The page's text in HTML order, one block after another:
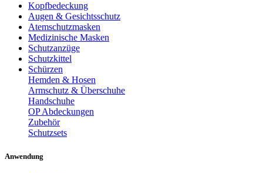
Kopfbedeckung
Augen & Gesichtsschutz
Atemschutzmasken
Medizinische Masken
Schutzanzüge
Schutzkittel
Schürzen
Hemden & Hosen
Armschutz & Überschuhe
Handschuhe
OP Abdeckungen
Zubehör
Schutzsets
Anwendung